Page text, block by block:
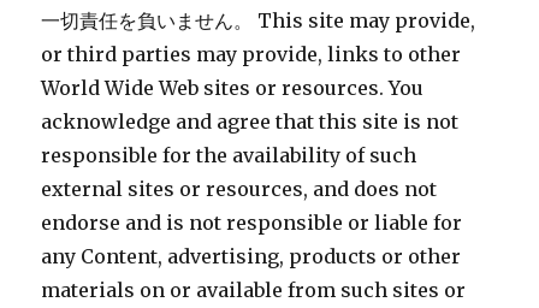
一切責任を負いません。 This site may provide,
or third parties may provide, links to other
World Wide Web sites or resources. You
acknowledge and agree that this site is not
responsible for the availability of such
external sites or resources, and does not
endorse and is not responsible or liable for
any Content, advertising, products or other
materials on or available from such sites or